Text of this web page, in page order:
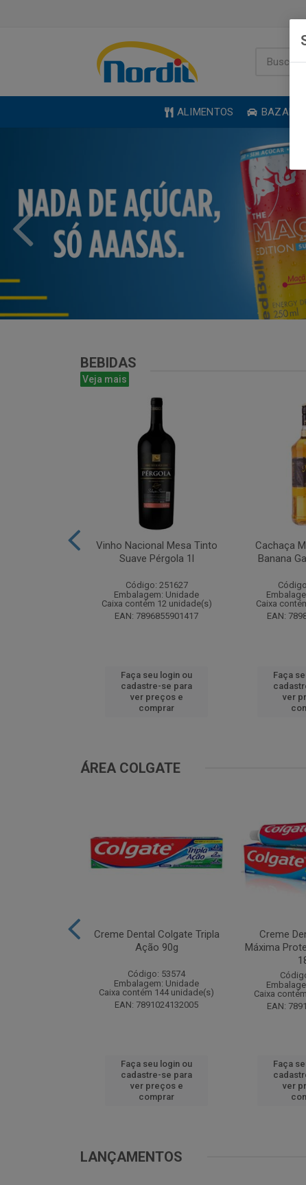
ALIMENTOS BAZAR
BEBIDAS
Veja mais
Vinho Nacional Mesa Tinto
Suave Pérgola 1l
Código: 251627
Embalagem: Unidade
Caixa contém 12 unidade(s)
EAN: 7896855901417
Faça seu login ou
cadastre-se para
ver preços e
comprar
Cachaça
Banana
Caixa
EAN:
Faça
ver
ÁREA COLGATE
Creme Dental Colgate Tripla
Ação 90g
Código: 53574
Embalagem: Unidade
Caixa contém 144 unidade(s)
EAN: 7891024132005
Faça seu login ou
cadastre-se para
ver preços e
comprar
Creme
Máxima
Caixa
EAN:
Faça
ver
LANÇAMENTOS